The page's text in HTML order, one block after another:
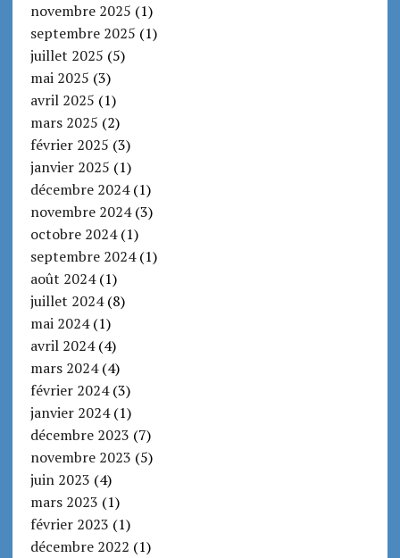
novembre 2025 (1)
septembre 2025 (1)
juillet 2025 (5)
mai 2025 (3)
avril 2025 (1)
mars 2025 (2)
février 2025 (3)
janvier 2025 (1)
décembre 2024(1)
novembre 2024(3)
octobre 2024(1)
septembre 2024(1)
août 2024(1)
juillet 2024(8)
mai 2024(1)
avril 2024(4)
mars 2024(4)
février 2024(3)
janvier 2024(1)
décembre 2023 (7)
novembre 2023 (5)
juin 2023 (4)
mars 2023 (1)
février 2023 (1)
décembre 2022 (1)